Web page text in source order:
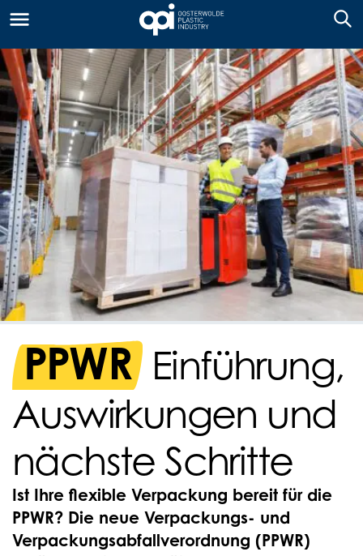
PPWR Einführung,
Auswirkungen und
nächste Schritte
Ist Ihre flexible Verpackung bereit für die
PPWR? Die neue Verpackungs- und
Verpackungsabfallverordnung (PPWR)